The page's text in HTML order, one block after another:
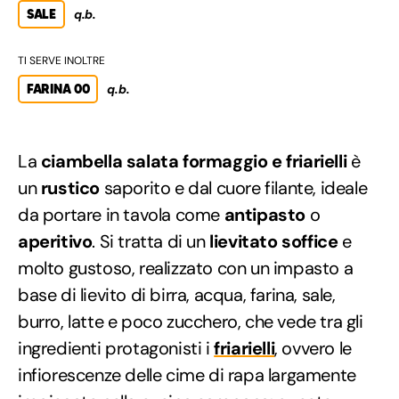
SALE q.b.
TI SERVE INOLTRE
FARINA 00 q.b.
La ciambella salata formaggio e friarielliè
unrustico saporito e dal cuore filante, ideale
da portare in tavola come antipasto o
aperitivo. Si tratta di unlievitato sofficee
molto gustoso, realizzato con un impasto a
base di lievito di birra, acqua, farina, sale,
burro, latte e poco zucchero, che vede tra gli
ingredienti protagonisti ifriarielli, ovvero le
infiorescenze delle cime di rapa largamente